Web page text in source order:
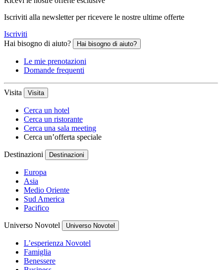
Iscriviti alla newsletter per ricevere le nostre ultime offerte
Iscriviti
Hai bisogno di aiuto?
Hai bisogno di aiuto?
Le mie prenotazioni
Domande frequenti
Visita Visita
Cerca un hotel
Cerca un ristorante
Cerca una sala meeting
Cerca un’offerta speciale
Destinazioni Destinazioni
Europa
Asia
Medio Oriente
Sud America
Pacifico
Universo Novotel Universo Novotel
L’esperienza Novotel
Famiglia
Benessere